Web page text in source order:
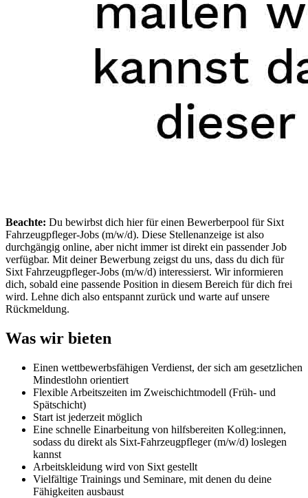
Beachte: Du bewirbst dich hier für einen Bewerberpool für Sixt
Fahrzeugpfleger-Jobs (m/w/d). Diese Stellenanzeige ist also
durchgängig online, aber nicht immer ist direkt ein passender Job
verfügbar. Mit deiner Bewerbung zeigst du uns, dass du dich für
Sixt Fahrzeugpfleger-Jobs (m/w/d) interessierst. Wir informieren
dich, sobald eine passende Position in diesem Bereich für dich frei
wird. Lehne dich also entspannt zurück und warte auf unsere
Rückmeldung.
Was wir bieten
Einen wettbewerbsfähigen Verdienst, der sich am gesetzlichen
Mindestlohn orientiert
Flexible Arbeitszeiten im Zweischichtmodell (Früh- und
Spätschicht)
Start ist jederzeit möglich
Eine schnelle Einarbeitung von hilfsbereiten Kolleg:innen,
sodass du direkt als Sixt-Fahrzeugpfleger (m/w/d) loslegen
kannst
Arbeitskleidung wird von Sixt gestellt
Vielfältige Trainings und Seminare, mit denen du deine
Fähigkeiten ausbaust